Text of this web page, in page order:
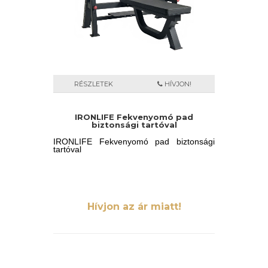
RÉSZLETEK HÍVJON!
IRONLIFE Fekvenyomó pad
biztonsági tartóval
IRONLIFE Fekvenyomó pad biztonsági
tartóval
Hívjon az ár miatt!